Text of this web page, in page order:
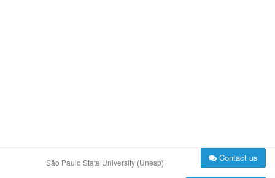
São Paulo State University (Unesp) Contact us